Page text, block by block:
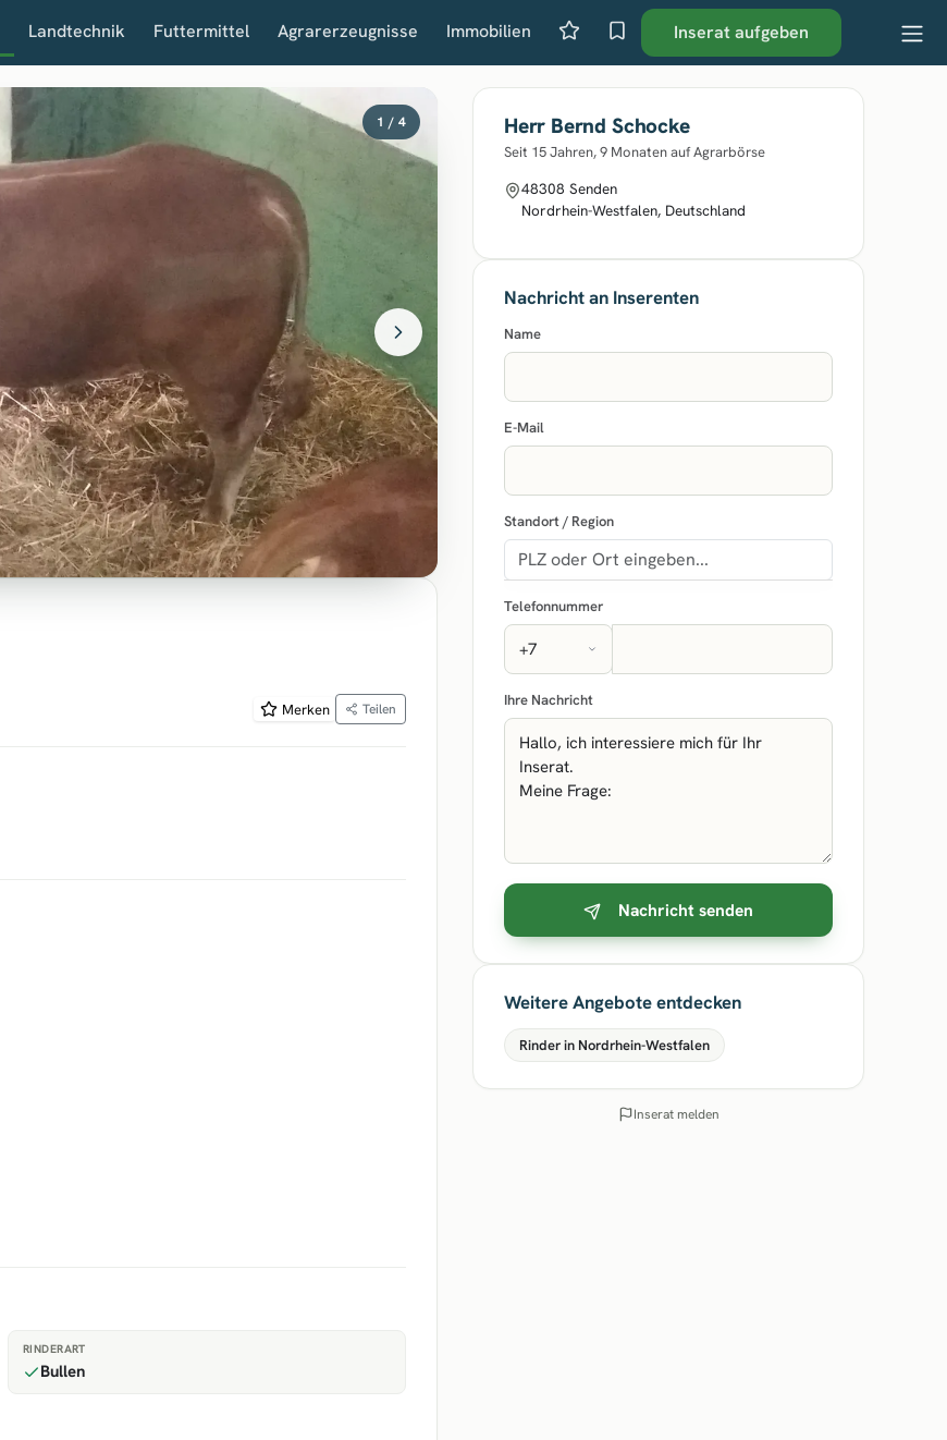
Landtechnik Futtermittel Agrarerzeugnisse Immobilien Inserat aufgeben
1 / 4
Merken Teilen
RINDERART
Bullen
Herr Bernd Schocke
Seit 15 Jahren, 9 Monaten auf Agrarbörse
48308 Senden
Nordrhein-Westfalen, Deutschland
Nachricht an Inserenten
Name
E-Mail
Standort / Region
Telefonnummer
Ihre Nachricht
Nachricht senden
Weitere Angebote entdecken
Rinder in Nordrhein-Westfalen
Inserat melden